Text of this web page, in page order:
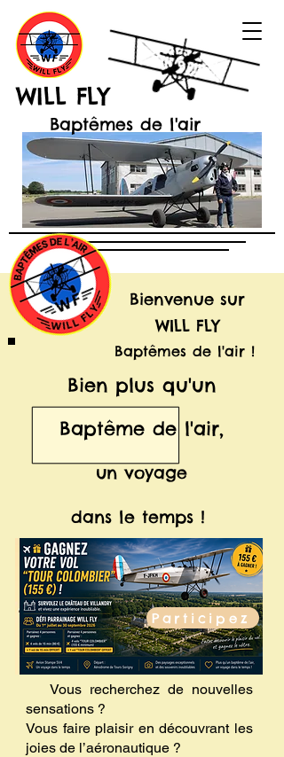
WILL FLY
Baptêmes de l'air
Bienvenue sur
WILL FLY
Baptêmes de l'air !
Vous recherchez de nouvelles
sensations ?
Vous faire plaisir en découvrant les
joies de l’aéronautique ?
Bien plus qu'un
Baptême de l'air,
un voyage
dans le temps !
Participez